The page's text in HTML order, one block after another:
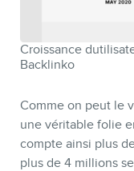
Croissance
Backlinko
Comme on peut le
une véritable folie
compte ainsi plus
plus de 4 millions